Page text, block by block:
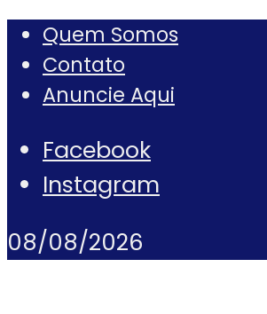
Quem Somos
Contato
Anuncie Aqui
Facebook
Instagram
08/08/2026